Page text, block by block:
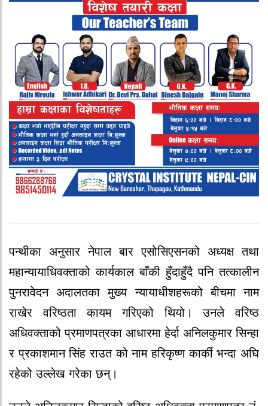
पन्थीका अनुसार नेपाल बार एसोसिएसनको अध्यक्ष तथा
महान्यायाधिवक्ताको कार्यकाल बाँकी हुँदाहुँदै पनि तत्कालीन
पुनरावेदन अदालतका मुख्य न्यायाधीशहरूको बीचमा नाम
राखेर वरिष्ठता कायम गरिएको थियो। उनले वरिष्ठ
अधिवक्ताको प्रमाणपत्रका आधारमा हेर्दा अनिलकुमार सिन्हा
र प्रकाशमान सिंह राउत को नाम हरिकृष्ण कार्की भन्दा अघि
रहेको उल्लेख गरेका छन्।